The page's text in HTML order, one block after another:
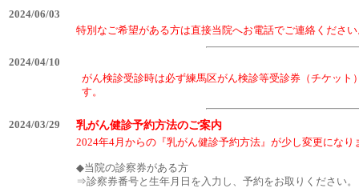
2024/06/03
特別なご希望がある方は直接当院へお電話でご連絡くださ
2024/04/10
がん検診受診時は必ず練馬区がん検診等受診券（チケット
す。
2024/03/29 乳がん健診予約方法のご案内
2024年4月からの『乳がん健診予約方法』が少し変更になり
◆当院の診察券がある方
⇒診察券番号と生年月日を入力し、予約をお取りください。